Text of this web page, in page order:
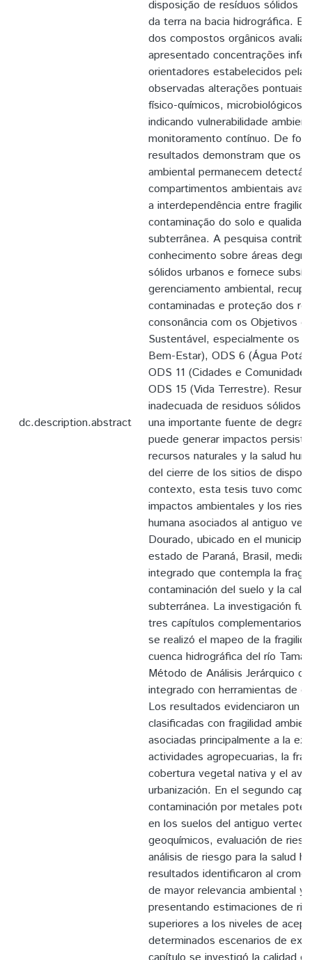
dc.description.abstract
disposição de resíduos sólidos
da terra na bacia hidrográfica.
dos compostos orgânicos
apresentado concentrações
orientadores estabelecidos pela
observadas alterações pontuais
físico-químicos, microbiológicos
indicando vulnerabilidade
monitoramento contínuo. De
resultados demonstram que os
ambiental permanecem
compartimentos ambientais
a interdependência entre
contaminação do solo e
subterrânea. A pesquisa
conhecimento sobre áreas
sólidos urbanos e fornece
gerenciamento ambiental,
contaminadas e proteção dos
consonância com os Objetivos
Sustentável, especialmente os
Bem-Estar), ODS 6 (Água
ODS 11 (Cidades e
ODS 15 (Vida Terrestre).
inadecuada de residuos sólidos
una importante fuente de
puede generar impactos
recursos naturales y la salud
del cierre de los sitios de
contexto, esta tesis tuvo como
impactos ambientales y los
humana asociados al antiguo
Dourado, ubicado en el
estado de Paraná, Brasil,
integrado que contempla la
contaminación del suelo y la
subterránea. La investigación
tres capítulos complementarios.
se realizó el mapeo de la
cuenca hidrográfica del río
Método de Análisis Jerárquico
integrado con herramientas de
Los resultados evidenciaron un
clasificadas con fragilidad
asociadas principalmente a la
actividades agropecuarias, la
cobertura vegetal nativa y el
urbanización. En el segundo
contaminación por metales
en los suelos del antiguo
geoquímicos, evaluación de
análisis de riesgo para la salud
resultados identificaron al
de mayor relevancia ambiental y
presentando estimaciones de
superiores a los niveles de
determinados escenarios de